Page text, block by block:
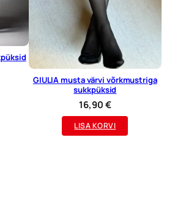
GIULIA musta värvi võrkmustriga
sukkpüksid
16,90€
LISA KORVI